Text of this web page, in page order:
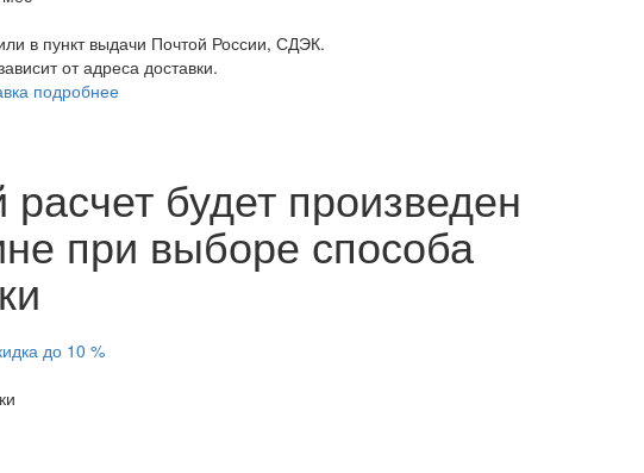
в пункт выдачи Почтой России, СДЭК.
от адреса доставки.
подробнее
будет произведен
при выборе способа
до 10 %